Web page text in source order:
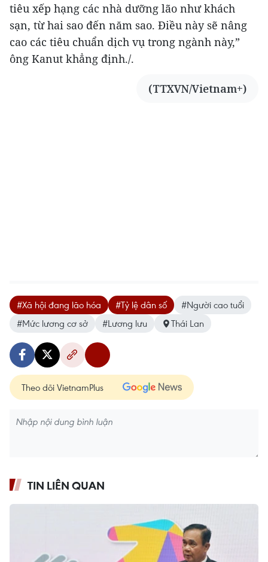
tiêu xếp hạng các nhà dưỡng lão như khách
sạn, từ hai sao đến năm sao. Điều này sẽ nâng
cao các tiêu chuẩn dịch vụ trong ngành này,”
ông Kanut khẳng định./.
(TTXVN/Vietnam+)
#Xã hội đang lão hóa #Tỷ lệ dân số
#Người cao tuổi
#Mức lương cơ sở
#Lương lưu Thái Lan
Theo dõi VietnamPlus
TIN LIÊN QUAN